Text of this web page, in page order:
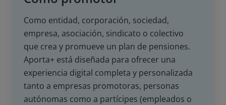
Como entidad, corporación, sociedad,
empresa, asociación, sindicato o colectivo
que crea y promueve un plan de pensiones.
Aporta+ está diseñada para ofrecer una
experiencia digital completa y personalizada
tanto a empresas promotoras, personas
autónomas como a partícipes (empleados o